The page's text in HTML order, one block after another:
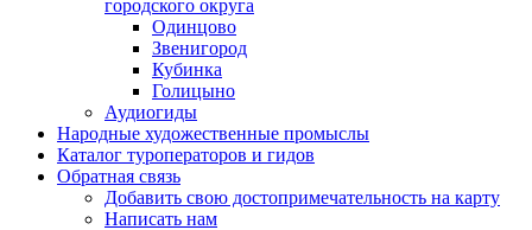
городского округа
Одинцово
Звенигород
Кубинка
Голицыно
Аудиогиды
Народные художественные промыслы
Каталог туроператоров и гидов
Обратная связь
Добавить свою достопримечательность на карту
Написать нам